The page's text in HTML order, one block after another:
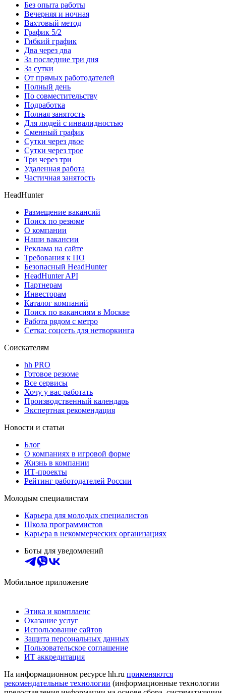
Без опыта работы
Вечерняя и ночная
Вахтовый метод
График 5/2
Гибкий график
Два через два
За последние три дня
За сутки
От прямых работодателей
Полный день
По совместительству
Подработка
Полная занятость
Для людей с инвалидностью
Сменный график
Сутки через двое
Сутки через трое
Три через три
Удаленная работа
Частичная занятость
HeadHunter
Размещение вакансий
Поиск по резюме
О компании
Наши вакансии
Реклама на сайте
Требования к ПО
Безопасный HeadHunter
HeadHunter API
Партнерам
Инвесторам
Каталог компаний
Поиск по вакансиям в Москве
Работа рядом с метро
Сетка: соцсеть для нетворкинга
Соискателям
hh PRO
Готовое резюме
Все сервисы
Хочу у вас работать
Производственный календарь
Экспертная рекомендация
Новости и статьи
Блог
О компаниях в игровой форме
Жизнь в компании
ИТ-проекты
Рейтинг работодателей России
Молодым специалистам
Карьера для молодых специалистов
Школа программистов
Карьера в некоммерческих организациях
Боты для уведомлений
Мобильное приложение
Этика и комплаенс
Оказание услуг
Использование сайтов
Защита персональных данных
Пользовательское соглашение
ИТ аккредитация
На информационном ресурсе hh.ru применяются
рекомендательные технологии (информационные технологии